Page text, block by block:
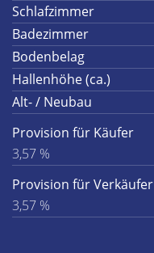
Schlafzimmer
Badezimmer
Bodenbelag
Hallenhöhe (ca.)
Alt- / Neubau
Provision für Käufer
3,57 %
Provision für Verkäufer
3,57 %